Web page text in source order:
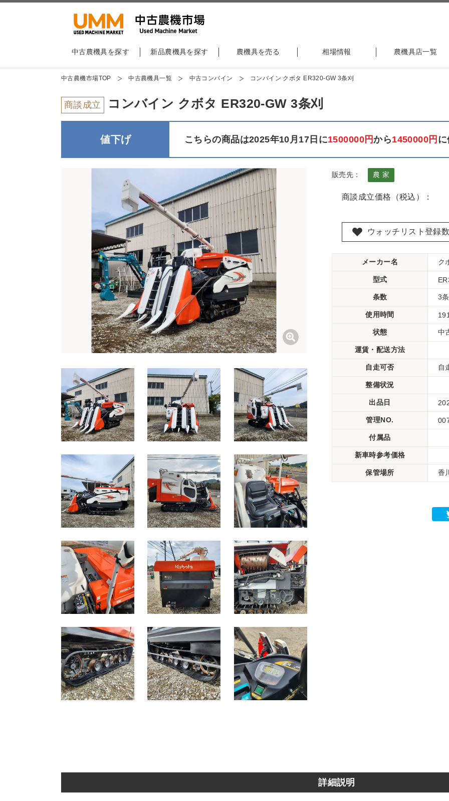
中古農機具を探す 新品農機具を探す 農機具を売る 相場情報 農機具店一覧
中古農機市場TOP 中古農機具一覧 中古コンバイン コンバイン クボタ ER320-GW 3条刈
商談成立 コンバイン クボタ ER320-GW 3条刈
値下げ こちらの商品は2025年10月17日に1500000円から1450000円
販売先： 農 家
商談成立価格（税込）：
ウォッチリスト登録
メーカー名 ク
型式
条数 3
使用時間
状態 中
運賃・配送方法
自走可否 自
整備状況
出品日
管理NO.
付属品
新車時参考価格
保管場所 香
詳細説明